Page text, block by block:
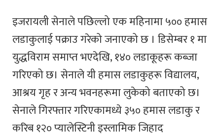
इजरायली सेनाले पछिल्लो एक महिनामा ५०० हमास
लडाकुलाई पक्राउ गरेको जनाएको छ । डिसेम्बर १ मा
युद्धविराम समाप्त भएदेखि, १४० लडाकूहरू कब्जा
गरिएको छ। सेनाले यी हमास लडाकुहरू विद्यालय,
आश्रय गृह र अन्य भवनहरूमा लुकेको बताएको छ।
सेनाले गिरफ्तार गरिएकामध्ये ३५० हमास लडाकु र
करिब १२० प्यालेस्टिनी इस्लामिक जिहाद